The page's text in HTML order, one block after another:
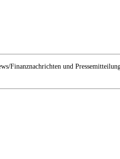
Finanznachrichten und